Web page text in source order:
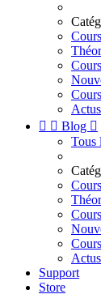
  Blog 
Tous
Support
Store